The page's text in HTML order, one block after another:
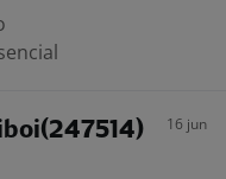
16 jun